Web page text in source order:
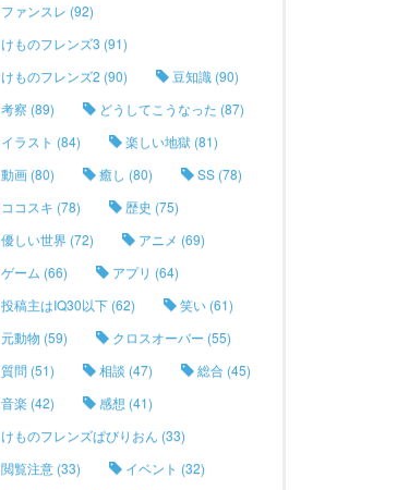
ファンスレ (92)
けものフレンズ3 (91)
けものフレンズ2 (90)
豆知識 (90)
考察 (89)
どうしてこうなった (87)
イラスト (84)
楽しい地獄 (81)
動画 (80)
癒し (80)
SS (78)
ココスキ (78)
歴史 (75)
優しい世界 (72)
アニメ (69)
ゲーム (66)
アプリ (64)
投稿主はIQ30以下 (62)
笑い (61)
元動物 (59)
クロスオーバー (55)
質問 (51)
相談 (47)
総合 (45)
音楽 (42)
感想 (41)
けものフレンズぱびりおん (33)
閲覧注意 (33)
イベント (32)